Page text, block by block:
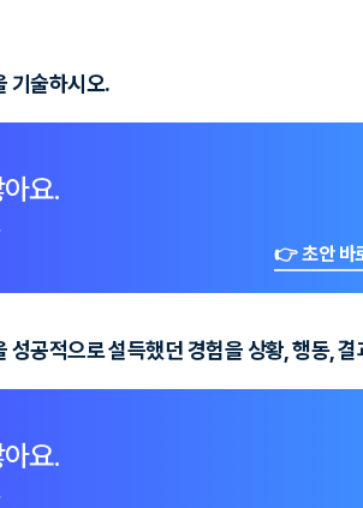
기술하시오.
요.
👉 초안 바
공적으로 설득했던 경험을 상황, 행동,
요.